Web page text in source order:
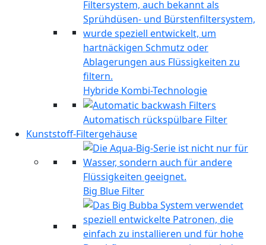
Hybride Kombi-Technologie
Automatisch rückspülbare Filter
Kunststoff-Filtergehäuse
Big Blue Filter